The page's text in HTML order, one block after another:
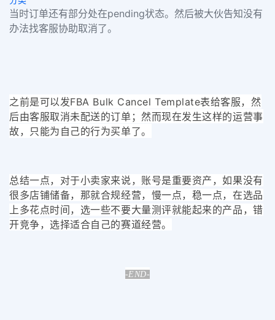
当时订单还有部分处在pending状态。然后被大伙告知没有
办法找客服协助取消了。
之前是可以发FBA Bulk Cancel Template表给客服，然
后由客服取消未配送的订单；然而现在发生这样的运营事
故，只能为自己的行为买单了。
总结一点，对于小卖家来说，账号是重要资产，如果没有
很多店铺储备，那就合规经营，慢一点，稳一点，在选品
上多花点时间，选一些不要大量测评就能起来的产品，错
开竞争，选择适合自己的赛道经营。
-END-